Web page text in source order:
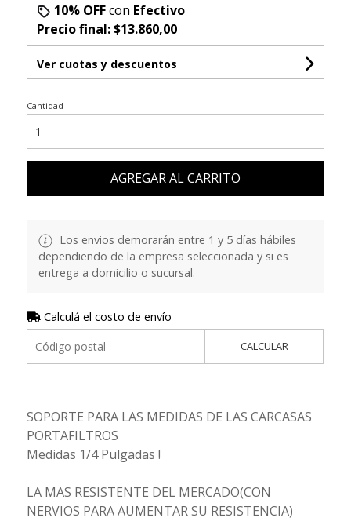
10% OFFcon Efectivo
Precio final:$13.860,00
Ver cuotas y descuentos
Cantidad
AGREGAR AL CARRITO
Los envios demorarán entre 1 y 5 días hábiles
dependiendo de la empresa seleccionada y si es
entrega a domicilio o sucursal.
Calculá el costo de envío
CALCULAR
SOPORTE PARA LAS MEDIDAS DE LAS CARCASAS
PORTAFILTROS
Medidas 1/4 Pulgadas !
LA MAS RESISTENTE DEL MERCADO(CON
NERVIOS PARA AUMENTAR SU RESISTENCIA)